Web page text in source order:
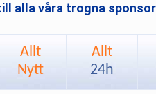
alla våra trogna
Allt
Nytt
Allt
24h